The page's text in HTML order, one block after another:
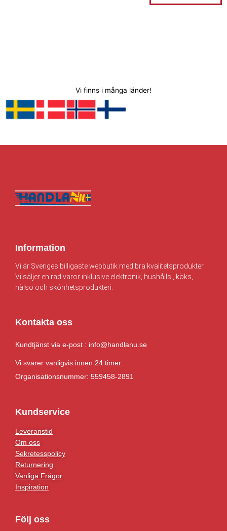
Vi finns i många länder!
Information
Vi är Sveriges billigaste webbutik med bra kvalitetsprodukter.
Vi säljer en rad varor inklusive elektronik, hushålls , köks,
hälso och skönhetsprodukteri.
Kontakta oss
Kundtjänst via e-post : info@handlanu.se
Vi svarer vanligvis innen 24 timer.
Organisationsnummer: 559458-2891
Kundservice
Leveranstid
Om oss
Sekretesspolicy
Returnering
Vanliga Frågor
Inspiration
Följ oss